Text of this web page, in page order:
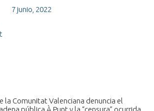
7 junio, 2022
la Comunitat Valenciana denuncia el
pública À Punt y la “censura” ocurrida